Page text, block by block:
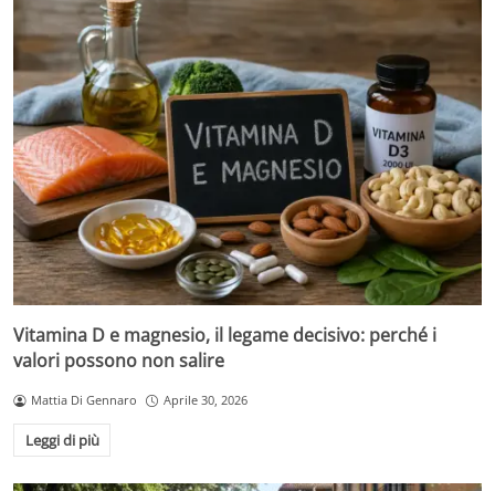
Vitamina D e magnesio, il legame decisivo: perché i
valori possono non salire
Mattia Di Gennaro Aprile 30, 2026
Leggi di più